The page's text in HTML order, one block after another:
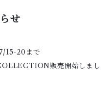
せ
15-20まで
販売開始しまし